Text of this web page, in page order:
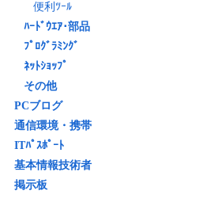
便利ﾂｰﾙ
ﾊｰﾄﾞｳｴｱ･部品
ﾌﾟﾛｸﾞﾗﾐﾝｸﾞ
ﾈｯﾄｼｮｯﾌﾟ
その他
PCブログ
通信環境・携帯
ITﾊﾟｽﾎﾟｰﾄ
基本情報技術者
掲示板